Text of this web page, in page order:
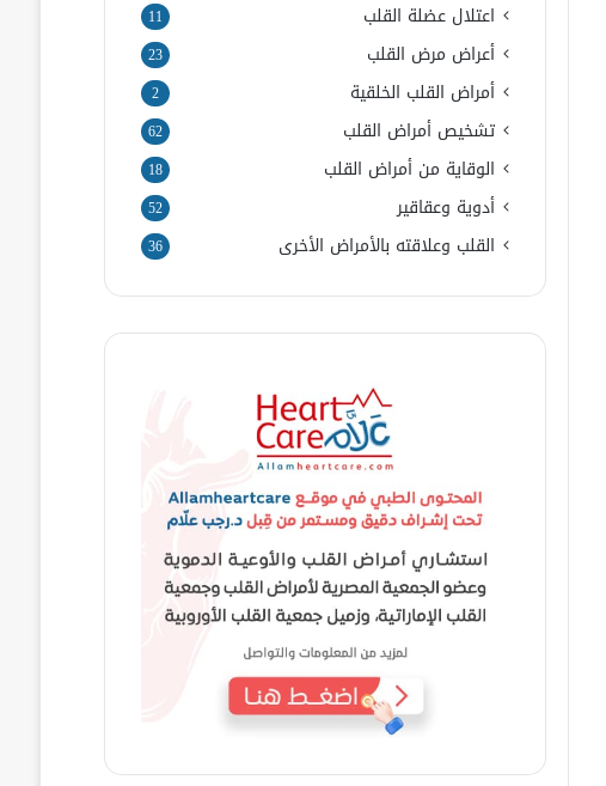
اعتلال عضلة القلب 11
أعراض مرض القلب 23
أمراض القلب الخلقية 2
تشخيص أمراض القلب 62
الوقاية من أمراض القلب 18
أدوية وعقاقير 52
القلب وعلاقته بالأمراض الأخرى 36